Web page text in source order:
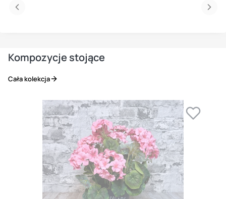
Kompozycje stojące
Cała kolekcja